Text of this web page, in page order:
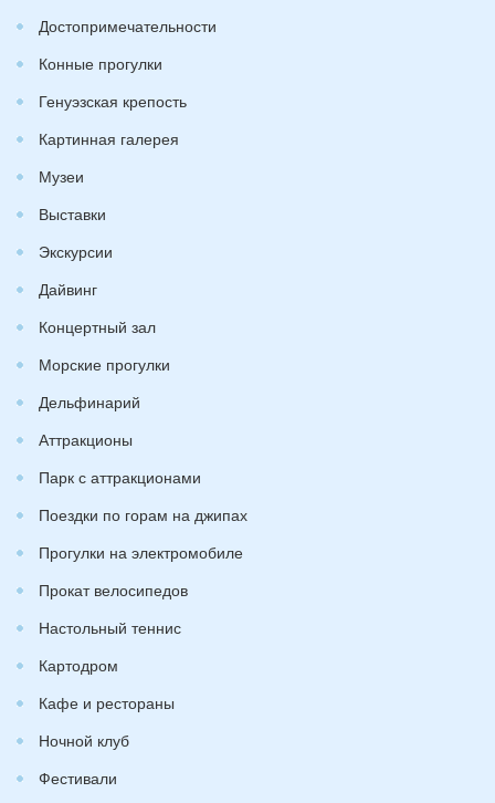
Достопримечательности
Конные прогулки
Генуэзская крепость
Картинная галерея
Музеи
Выставки
Экскурсии
Дайвинг
Концертный зал
Морские прогулки
Дельфинарий
Аттракционы
Парк с аттракционами
Поездки по горам на джипах
Прогулки на электромобиле
Прокат велосипедов
Настольный теннис
Картодром
Кафе и рестораны
Ночной клуб
Фестивали